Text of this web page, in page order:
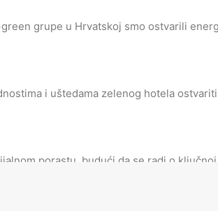
grupe u Hrvatskoj smo ostvarili
i uštedama zelenog hotela
porastu, budući da se radi o